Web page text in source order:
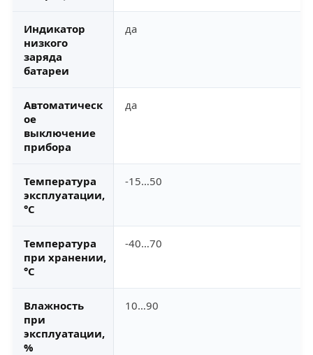
Индикатор
низкого
заряда
батареи
да
Автоматическ
ое
выключение
прибора
да
Температура
эксплуатации,
°C
-15…50
Температура
при хранении,
°С
-40…70
Влажность
при
эксплуатации,
%
10…90